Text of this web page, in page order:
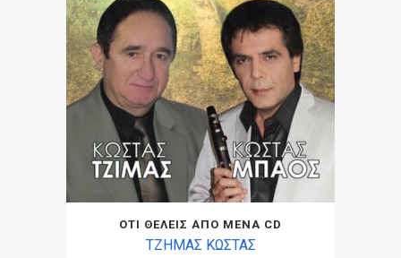
ΟΤΙ ΘΕΛΕΙΣ ΑΠΟ ΜΕΝΑ CD
ΤΖΗΜΑΣ ΚΩΣΤΑΣ